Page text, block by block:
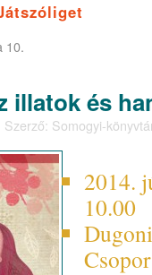
10.
illatok és
Szerző: Somogyi-
2014.
10.00